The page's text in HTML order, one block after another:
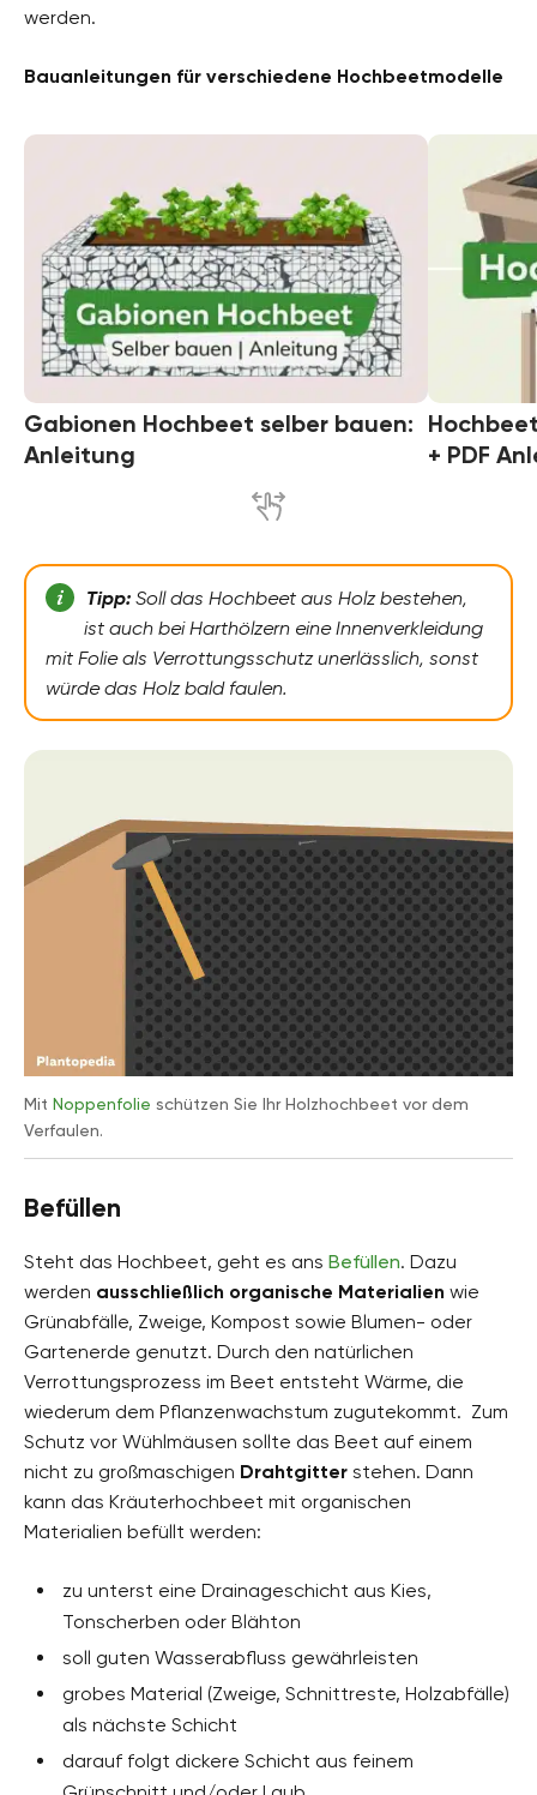
werden.
Bauanleitungen für verschiedene Hochbeetmodelle
Gabionen Hochbeet selber bauen:
Anleitung
+ PDF
Tipp:Soll das Hochbeet aus Holz bestehen,
ist auch bei Harthölzern eine Innenverkleidung
mit Folie als Verrottungsschutz unerlässlich, sonst
würde das Holz bald faulen.
Mit Noppenfolie schützen Sie Ihr Holzhochbeet vor dem
Verfaulen.
Befüllen
Steht das Hochbeet, geht es ans Befüllen. Dazu
werden ausschließlich organische Materialien wie
Grünabfälle, Zweige, Kompost sowie Blumen- oder
Gartenerde genutzt. Durch den natürlichen
Verrottungsprozess im Beet entsteht Wärme, die
wiederum dem Pflanzenwachstum zugutekommt. Zum
Schutz vor Wühlmäusen sollte das Beet auf einem
nicht zu großmaschigen Drahtgitter stehen. Dann
kann das Kräuterhochbeet mit organischen
Materialien befüllt werden:
zu unterst eine Drainageschicht aus Kies,
Tonscherben oder Blähton
soll guten Wasserabfluss gewährleisten
grobes Material (Zweige, Schnittreste, Holzabfälle)
als nächste Schicht
darauf folgt dickere Schicht aus feinem